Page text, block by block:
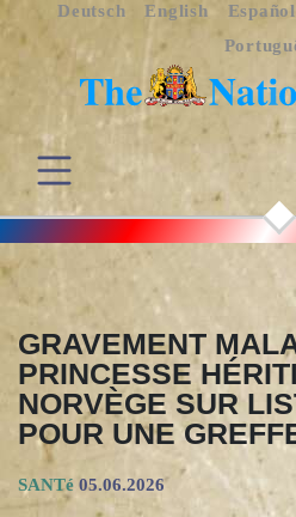
Deutsch English Español
GRAVEMENT
PRINCESSE
NORVÈGE SUR
POUR UNE
SANTé 05.06.2026